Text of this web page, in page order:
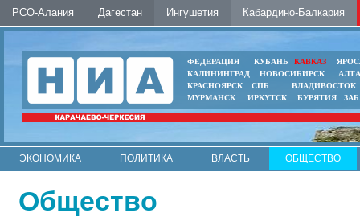
РСО-Алания Дагестан Ингушетия Кабардино-Балкария
ФЕДЕРАЦИЯ КУБАНЬ КАВКАЗ
КАЛИНИНГРАД
НОВОСИБИРСК
КРАСНОЯРСК
СПБ
ВЛАДИВОСТОК
МУРМАНСК
ИРКУТСК БУРЯТИЯ
ЭКОНОМИКА ПОЛИТИКА ВЛАСТЬ
ОБЩЕСТВО
Общество